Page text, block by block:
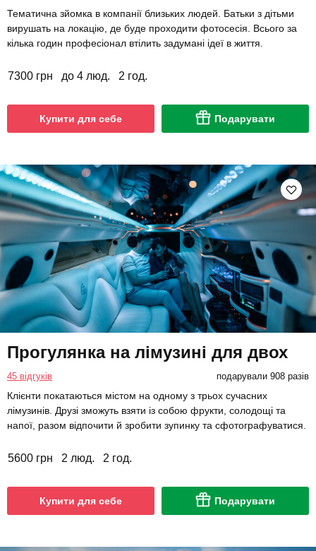
Тематична зйомка в компанії близьких людей. Батьки з дітьми
вирушать на локацію, де буде проходити фотосесія. Всього за
кілька годин професіонал втілить задумані ідеї в життя.
7300 грн до 4 люд. 2 год.
Купити для себе Подарувати
Прогулянка на лімузині для двох
45 відгуків подарували 908 разів
Клієнти покатаються містом на одному з трьох сучасних
лімузинів. Друзі зможуть взяти із собою фрукти, солодощі та
напої, разом відпочити й зробити зупинку та сфотографуватися.
5600 грн 2 люд. 2 год.
Купити для себе Подарувати